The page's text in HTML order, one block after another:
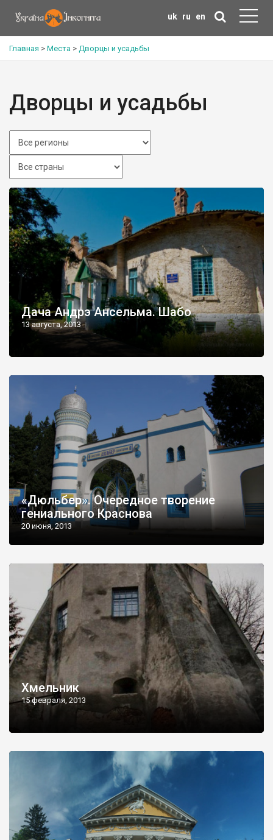
uk ru en
Главная > Места > Дворцы и усадьбы
Дворцы и усадьбы
Дача Андрэ Ансельма. Шабо
13 августа, 2013
«Дюльбер». Очередное творение
гениального Краснова
20 июня, 2013
Хмельник
15 февраля, 2013